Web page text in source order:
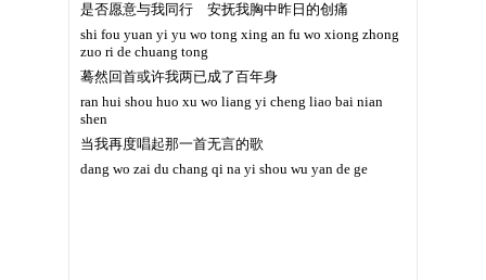
是否愿意与我同行 安抚我胸中昨日的创痛
shi fou yuan yi yu wo tong xing an fu wo xiong zhong
zuo ri de chuang tong
蓦然回首或许我两已成了百年身
ran hui shou huo xu wo liang yi cheng liao bai nian
shen
当我再度唱起那一首无言的歌
dang wo zai du chang qi na yi shou wu yan de ge